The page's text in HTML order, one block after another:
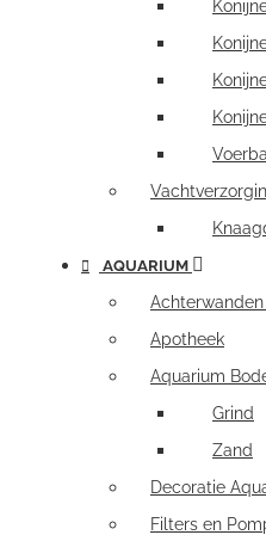
AQUARIUM
Achterwanden
Apotheek
Aquarium
Grind
Zand
Decoratie
Filters en